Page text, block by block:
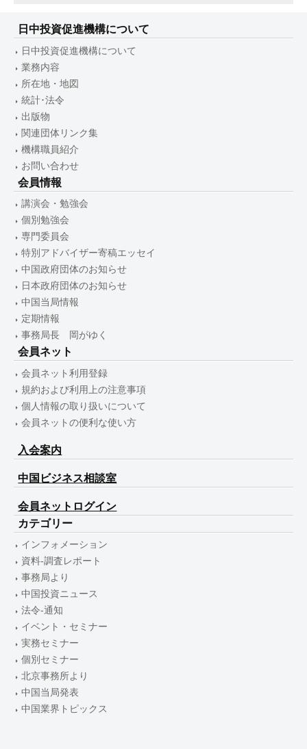
日中投資促進機構について
日中投資促進機構について
業務内容
所在地・地図
統計･法令
出版物
関連団体リンク集
機構職員紹介
お問い合わせ
会員情報
講演会・勉強会
個別勉強会
専門委員会
特別アドバイザー寄稿エッセイ
中国政府団体のお知らせ
日本政府団体のお知らせ
中国当局情報
定期情報
事務局長 岡がゆく
会員ネット
会員ネット利用登録
規約および利用上の注意事項
個人情報の取り扱いについて
会員ネットの便利な使い方
入会案内
中国ビジネス相談室
会員ネットログイン
カテゴリー
インフォメーション
資料-調査レポート
事務局より
中国投資ニュース
法令-通知
イベント・セミナー
実務セミナー
個別セミナー
北京事務所より
中国当局発表
中国業界トピックス